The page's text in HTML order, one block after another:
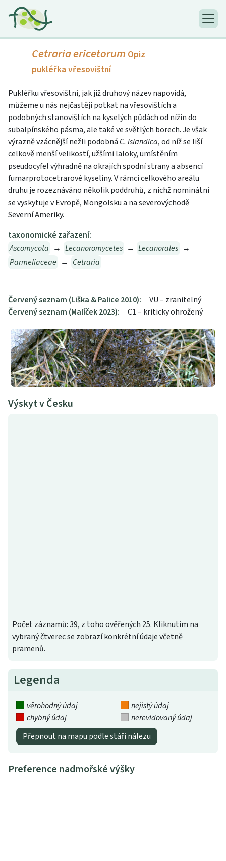
Cetraria ericetorum Opiz
pukléřka vřesovištní
Pukléřku vřesovištní, jak již druhový název napovídá,
můžeme u nás nejčastěji potkat na vřesovištích a
podobných stanovištích na kyselých půdách od nížin do
subalpínského pásma, ale také ve světlých borech. Je však
výrazně vzácnější nežli podobná C. islandica, od níž se liší
celkově menší velikostí, užšími laloky, umístěním
pseudocyfel výhradně na okrajích spodní strany a absencí
fumarprotocetrarové kyseliny. V rámci celkového areálu
druhu je rozeznáváno několik poddruhů, z nichž nominátní
se vyskytuje v Evropě, Mongolsku a na severovýchodě
Severní Ameriky.
taxonomické zařazení:
Ascomycota → Lecanoromycetes → Lecanorales →
Parmeliaceae → Cetraria
Červený seznam (Liška & Palice 2010):
VU – zranitelný
Červený seznam (Malíček 2023):
C1 – kriticky ohrožený
Výskyt v Česku
Počet záznamů: 39, z toho ověřených 25. Kliknutím na
vybraný čtverec se zobrazí konkrétní údaje včetně
pramenů.
Legenda
věrohodný údaj
nejistý údaj
chybný údaj
nerevidovaný údaj
Přepnout na mapu podle stáří nálezu
Preference nadmořské výšky